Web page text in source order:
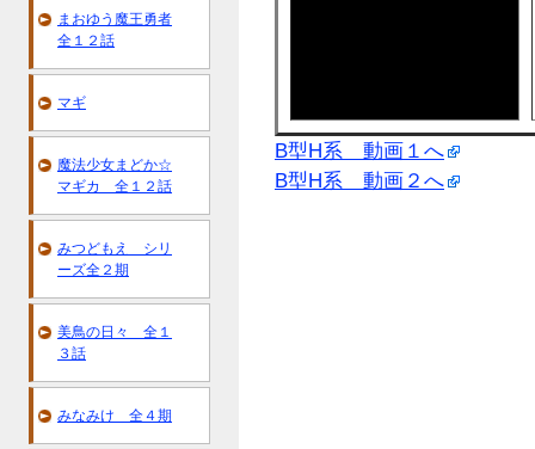
B型H系 動画１へ
B型H系 動画２へ
まおゆう魔王勇者
全１２話
マギ
魔法少女まどか☆
マギカ 全１２話
みつどもえ シリ
ーズ全２期
美鳥の日々 全１
３話
みなみけ 全４期